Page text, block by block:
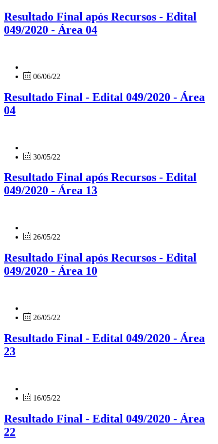
Resultado Final após Recursos - Edital
049/2020 - Área 04
06/06/22
Resultado Final - Edital 049/2020 - Área
04
30/05/22
Resultado Final após Recursos - Edital
049/2020 - Área 13
26/05/22
Resultado Final após Recursos - Edital
049/2020 - Área 10
26/05/22
Resultado Final - Edital 049/2020 - Área
23
16/05/22
Resultado Final - Edital 049/2020 - Área
22